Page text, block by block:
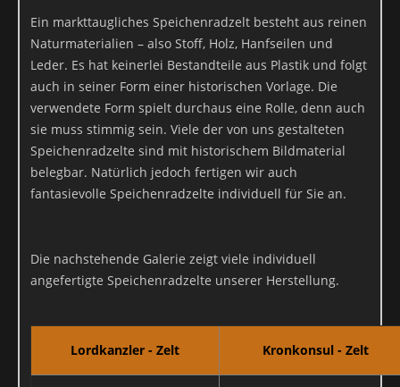
Daten (z.B. Internetbrowser, Betriebssystem oder Uhrzeit des
Seitenaufrufs). Die Erfassung dieser Daten erfolgt automatisch,
sobald Sie unsere Website betreten.
Wofür nutzen wir Ihre Daten?
Ein Teil der Daten wird erhoben, um eine fehlerfreie
Bereitstellung der Website zu gewährleisten. Andere Daten
können zur Analyse Ihres Nutzerverhaltens verwendet werden.
Herkunft, Empfänger und Zweck Ihrer gespeicherten
personenbezogenen Daten zu erhalten. Sie haben außerdem ein
verlangen. Hierzu sowie zu weiteren Fragen zum Thema
Datenschutz können Sie sich jederzeit unter der im Impressum
Ein markttaugliches Speichenradzelt besteht aus reinen
Naturmaterialien – also Stoff, Holz, Hanfseilen und
Leder. Es hat keinerlei Bestandteile aus Plastik und folgt
auch in seiner Form einer historischen Vorlage. Die
verwendete Form spielt durchaus eine Rolle, denn auch
sie muss stimmig sein. Viele der von uns gestalteten
Speichenradzelte sind mit historischem Bildmaterial
belegbar. Natürlich jedoch fertigen wir auch
fantasievolle Speichenradzelte individuell für Sie an.
Die nachstehende Galerie zeigt viele individuell
angefertigte Speichenradzelte unserer Herstellung.
Lordkanzler - Zelt Kronkonsul - Zelt